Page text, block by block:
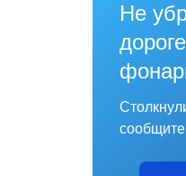
Не